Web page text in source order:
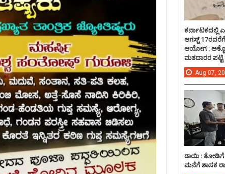
ಕರ್ನಾಟಕದಲ್ಲಿ
ಆಗಸ್ಟ್
ಆಯೋಗ :
ಮತದಾರರ ಪಟ್ಟಿ
Aug 07,
ರಾಯಿ : ತೋಡಿಗೆ
ಮನೆಗೆ ಶಾಸಕ